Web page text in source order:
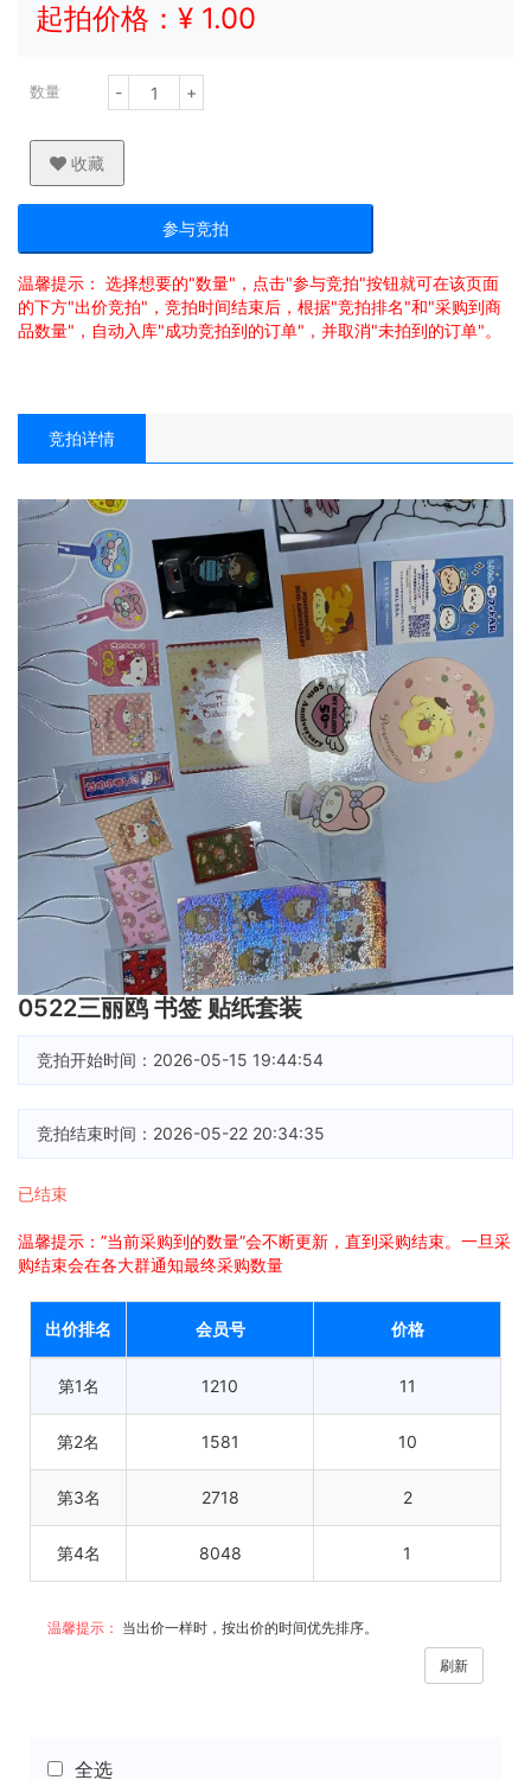
起拍价格：¥ 1.00
数量 - +
收藏
参与竞拍
温馨提示： 选择想要的"数量"，点击"参与竞拍"按钮就可在该页面
的下方"出价竞拍"，竞拍时间结束后，根据"竞拍排名"和"采购到商
品数量"，自动入库"成功竞拍到的订单"，并取消"未拍到的订单"。
竞拍详情
0522三丽鸥 书签 贴纸套装
竞拍开始时间： 2026-05-15 19:44:54
竞拍结束时间： 2026-05-22 20:34:35
已结束
温馨提示：”当前采购到的数量”会不断更新，直到采购结束。一旦采
购结束会在各大群通知最终采购数量
出价排名 会员号 价格
第1名 1210 11
第2名 1581 10
第3名 2718 2
第4名 8048 1
温馨提示： 当出价一样时，按出价的时间优先排序。
刷新
全选